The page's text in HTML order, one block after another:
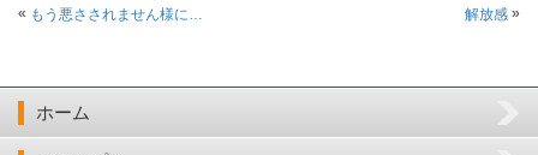
« もう悪さされません様に… 解放感 »
ホーム